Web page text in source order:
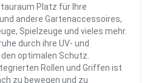
Platz für Ihre
andere Gartenaccessoires,
Spielzeuge und vieles mehr.
durch ihre UV- und
optimalen Schutz.
Rollen und Griffen ist
zu bewegen und zu